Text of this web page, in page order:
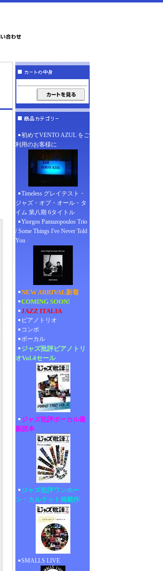
初めてVENTO AZUL をご
利用のお客様に
Timeless グレイテスト・
ジャズ・オブ・オール・タ
イム 第八期 6タイトル
Yiorgos Pantazopoulos Trio
/ Some Things I've Never Told
You
NEW ARRIVAL新着
COMING SOON!
JAZZ ITALIA
ピアノトリオ
コンボ
ボーカル
ジャズ批評ピアノトリ
オVol.4セール
ジャズ批評ボーカル最
新読本
ジャズ批評ワンホー
ン・カルテット掲載作
SMALLS LIVE